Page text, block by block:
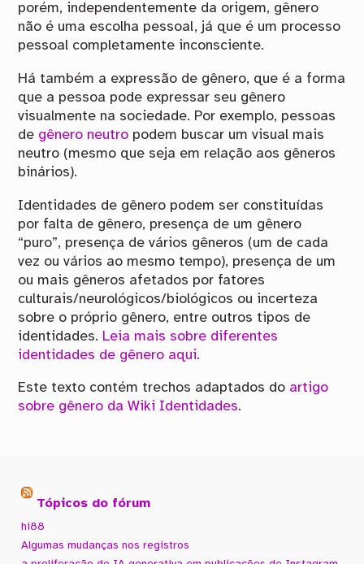
porém, independentemente da origem, gênero
não é uma escolha pessoal, já que é um processo
pessoal completamente inconsciente.
Há também a expressão de gênero, que é a forma
que a pessoa pode expressar seu gênero
visualmente na sociedade. Por exemplo, pessoas
de gênero neutro podem buscar um visual mais
neutro (mesmo que seja em relação aos gêneros
binários).
Identidades de gênero podem ser constituídas
por falta de gênero, presença de um gênero
“puro”, presença de vários gêneros (um de cada
vez ou vários ao mesmo tempo), presença de um
ou mais gêneros afetados por fatores
culturais/neurológicos/biológicos ou incerteza
sobre o próprio gênero, entre outros tipos de
identidades. Leia mais sobre diferentes
identidades de gênero aqui.
Este texto contém trechos adaptados do artigo
sobre gênero da Wiki Identidades.
Tópicos do fórum
hi88
Algumas mudanças nos registros